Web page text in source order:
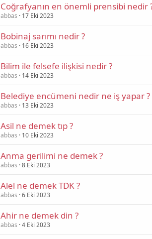
Coğrafyanın en önemli prensibi nedir
abbas 17 Eki 2023
Bobinaj sarımı nedir ?
abbas 16 Eki 2023
Bilim ile felsefe ilişkisi nedir ?
abbas 14 Eki 2023
Belediye encümeni nedir ne iş yapar ?
abbas 13 Eki 2023
Asil ne demek tıp ?
abbas 10 Eki 2023
Anma gerilimi ne demek ?
abbas 8 Eki 2023
Alel ne demek TDK ?
abbas 6 Eki 2023
Ahir ne demek din ?
abbas 4 Eki 2023